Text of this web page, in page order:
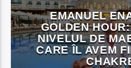
EMANUEL
GOLDEN
NIVELUL DE
CARE ÎL AVEM